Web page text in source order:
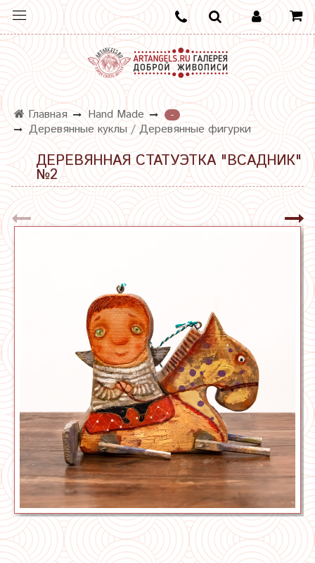
Главная Hand Made
-
Деревянные куклы / Деревянные фигурки
ДЕРЕВЯННАЯ СТАТУЭТКА "ВСАДНИК"
№2